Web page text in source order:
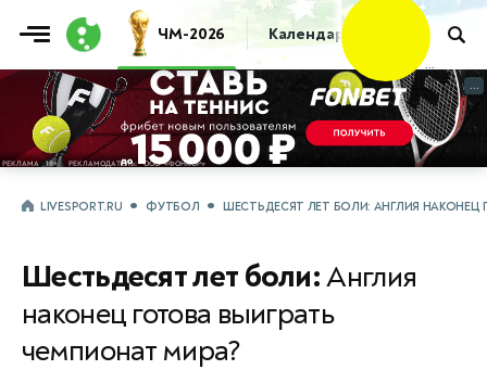
ЧМ-2026 Календарь Таблица
...
...
LIVESPORT.RU ФУТБОЛ ШЕСТЬДЕСЯТ ЛЕТ БОЛИ: АНГЛИЯ
Шестьдесят лет боли:Англия
наконец готова выиграть
чемпионат мира?